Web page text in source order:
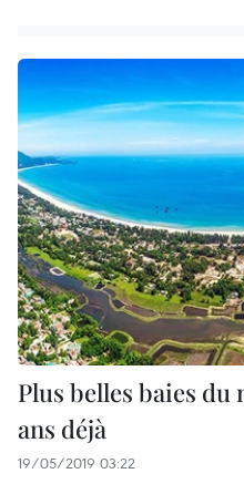
Plus belles baies du
ans déjà
19/05/2019 03:22